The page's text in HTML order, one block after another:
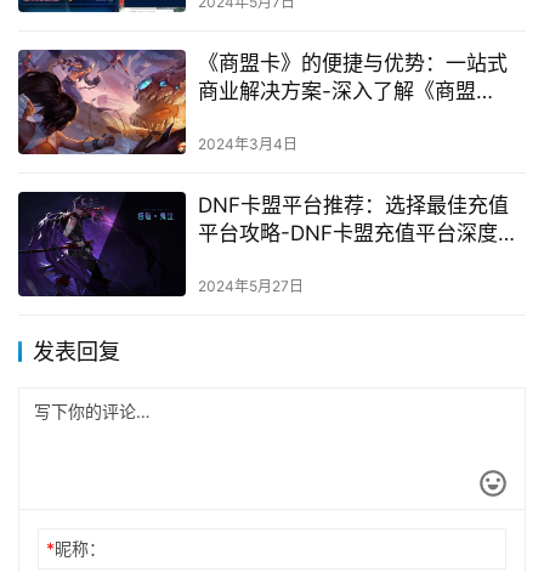
《商盟卡》的便捷与优势：一站式
商业解决方案-深入了解《商盟
器
2024年3月4日
DNF卡盟平台推荐：选择最佳充值
平台攻略-DNF卡盟充值平台深度比
2024年5月27日
发表回复
*昵称：